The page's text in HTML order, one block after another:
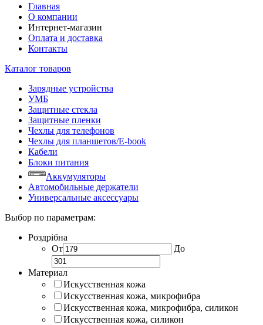
Главная
О компании
Интернет-магазин
Оплата и доставка
Контакты
Каталог товаров
Зарядные устройства
УМБ
Защитные стекла
Защитные пленки
Чехлы для телефонов
Чехлы для планшетов/E-book
Кабели
Блоки питания
Аккумуляторы
Автомобильные держатели
Универсальные аксессуары
Выбор по параметрам:
Роздрібна
От
До
Материал
Искусственная кожа
Искусственная кожа, микрофибра
Искусственная кожа, микрофибра, силикон
Искусственная кожа, силикон